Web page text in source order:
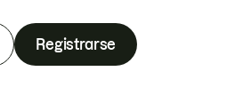
Registrarse